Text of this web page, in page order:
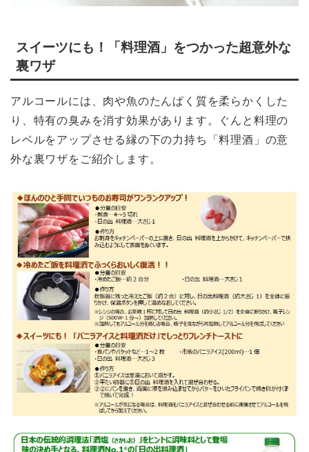
スイーツにも！「料理酒」をつかった超意外な
裏ワザ
アルコールには、肉や魚のたんぱく質を柔らかくした
り、特有の臭みを消す効果があります。ぐんと料理の
レベルをアップさせる縁の下の力持ち「料理酒」の意
外な裏ワザをご紹介します。